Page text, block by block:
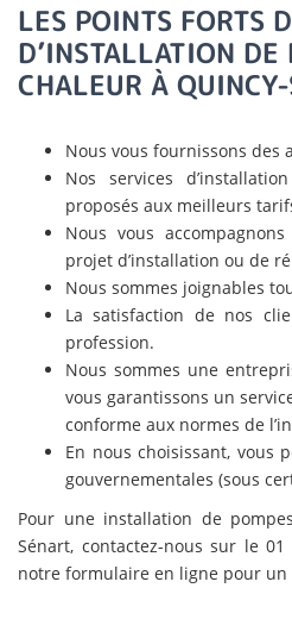
LES POINTS FORTS
D’INSTALLATION DE
CHALEUR À
Nous vous fournissons des
Nos services
proposés aux meilleurs
Nous vous
projet d’installation ou de
Nous sommes joignables
La satisfaction de nos
profession.
Nous sommes une
vous garantissons un
conforme aux normes de
En nous choisissant, vous
gouvernementales (sous
Pour une installation de
Sénart, contactez-nous sur le
notre formulaire en ligne pour un